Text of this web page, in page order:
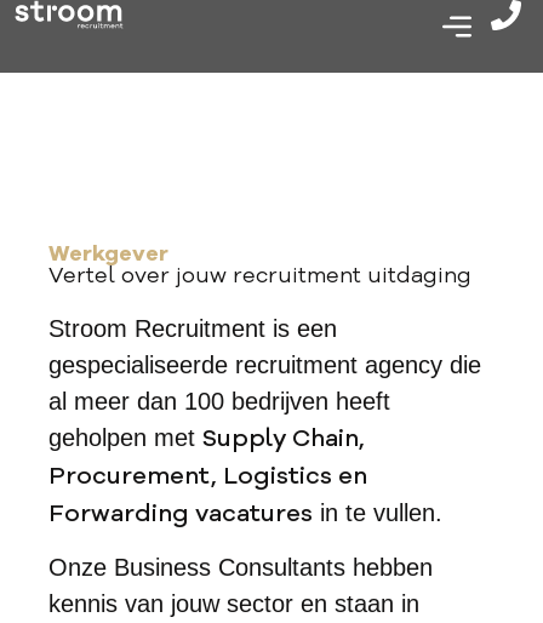
Werkgever
Vertel over jouw recruitment uitdaging
Stroom Recruitment is een
gespecialiseerde recruitment agency die
al meer dan 100 bedrijven heeft
geholpen met Supply Chain,
Procurement, Logistics en
Forwarding vacatures in te vullen.
Onze Business Consultants hebben
kennis van jouw sector en staan in